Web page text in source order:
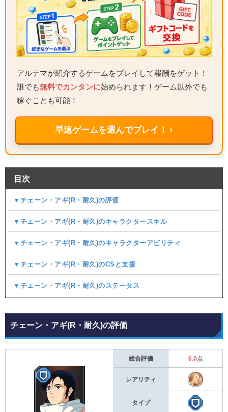
アルテマが紹介するゲームをプレイして報酬をゲット！
誰でも無料でカンタンに始められます！ゲーム以外でも
稼ぐことも可能！
早速ゲームを選んでプレイ！ ›
目次
▼チェーン・アギ(R・耐久)の評価
▼チェーン・アギ(R・耐久)のキャラクタースキル
▼チェーン・アギ(R・耐久)のキャラクターアビリティ
▼チェーン・アギ(R・耐久)のCSと支援
▼チェーン・アギ(R・耐久)のステータス
チェーン・アギ(R・耐久)の評価
総合評価 6.0点
レアリティ
タイプ